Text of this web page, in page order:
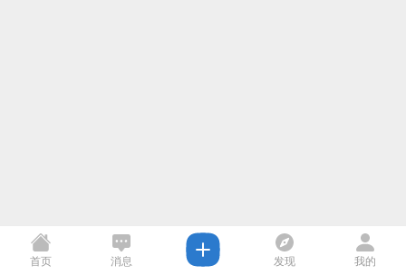
首页 消息 发现 我的